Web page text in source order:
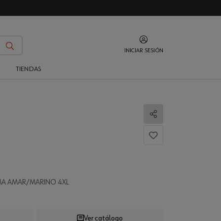
INICIAR SESIÓN
TIENDAS
Compartir
AMAR/MARINO 4XL
Ver catálogo